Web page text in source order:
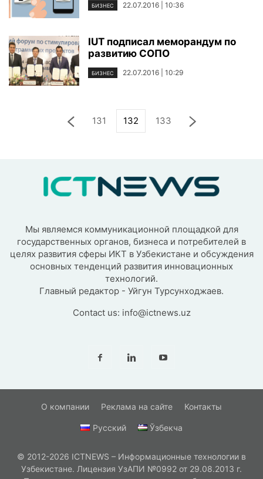
БИЗНЕС 22.07.2016 | 10:36
IUT подписал меморандум по
развитию СОПО
БИЗНЕС 22.07.2016 | 10:29
131 132 133
Мы являемся коммуникационной площадкой для
государственных органов, бизнеса и потребителей в
целях развития сферы ИКТ в Узбекистане и обсуждения
основных тенденций развития инновационных
технологий.
Главный редактор - Уйгун Турсунходжаев.
Contact us: info@ictnews.uz
О компании Реклама на сайте Контакты
Русский Ўзбекча
© 2012-2026 ICTNEWS – Информационные технологии в
Узбекистане. Лицензия УзАПИ №0992 от 29.08.2013 г.